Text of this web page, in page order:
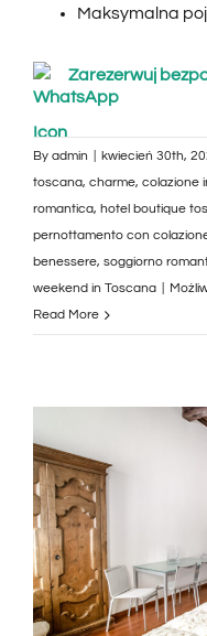
Maksymalna
Zarezerwuj
By admin kwiecień 30th,
toscana, charme, colazione
romantica, hotel boutique
pernottamento con
benessere, soggiorno
weekend in Toscana
Read More